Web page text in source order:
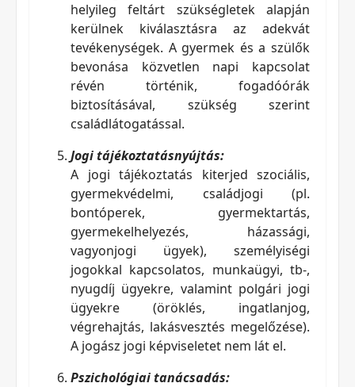
helyileg feltárt szükségletek alapján
kerülnek kiválasztásra az adekvát
tevékenységek. A gyermek és a szülők
bevonása közvetlen napi kapcsolat
révén történik, fogadóórák
biztosításával, szükség szerint
családlátogatással.
Jogi tájékoztatásnyújtás:
A jogi tájékoztatás kiterjed szociális,
gyermekvédelmi, családjogi (pl.
bontóperek, gyermektartás,
gyermekelhelyezés, házassági,
vagyonjogi ügyek), személyiségi
jogokkal kapcsolatos, munkaügyi, tb-,
nyugdíj ügyekre, valamint polgári jogi
ügyekre (öröklés, ingatlanjog,
végrehajtás, lakásvesztés megelőzése).
A jogász jogi képviseletet nem lát el.
Pszichológiai tanácsadás: